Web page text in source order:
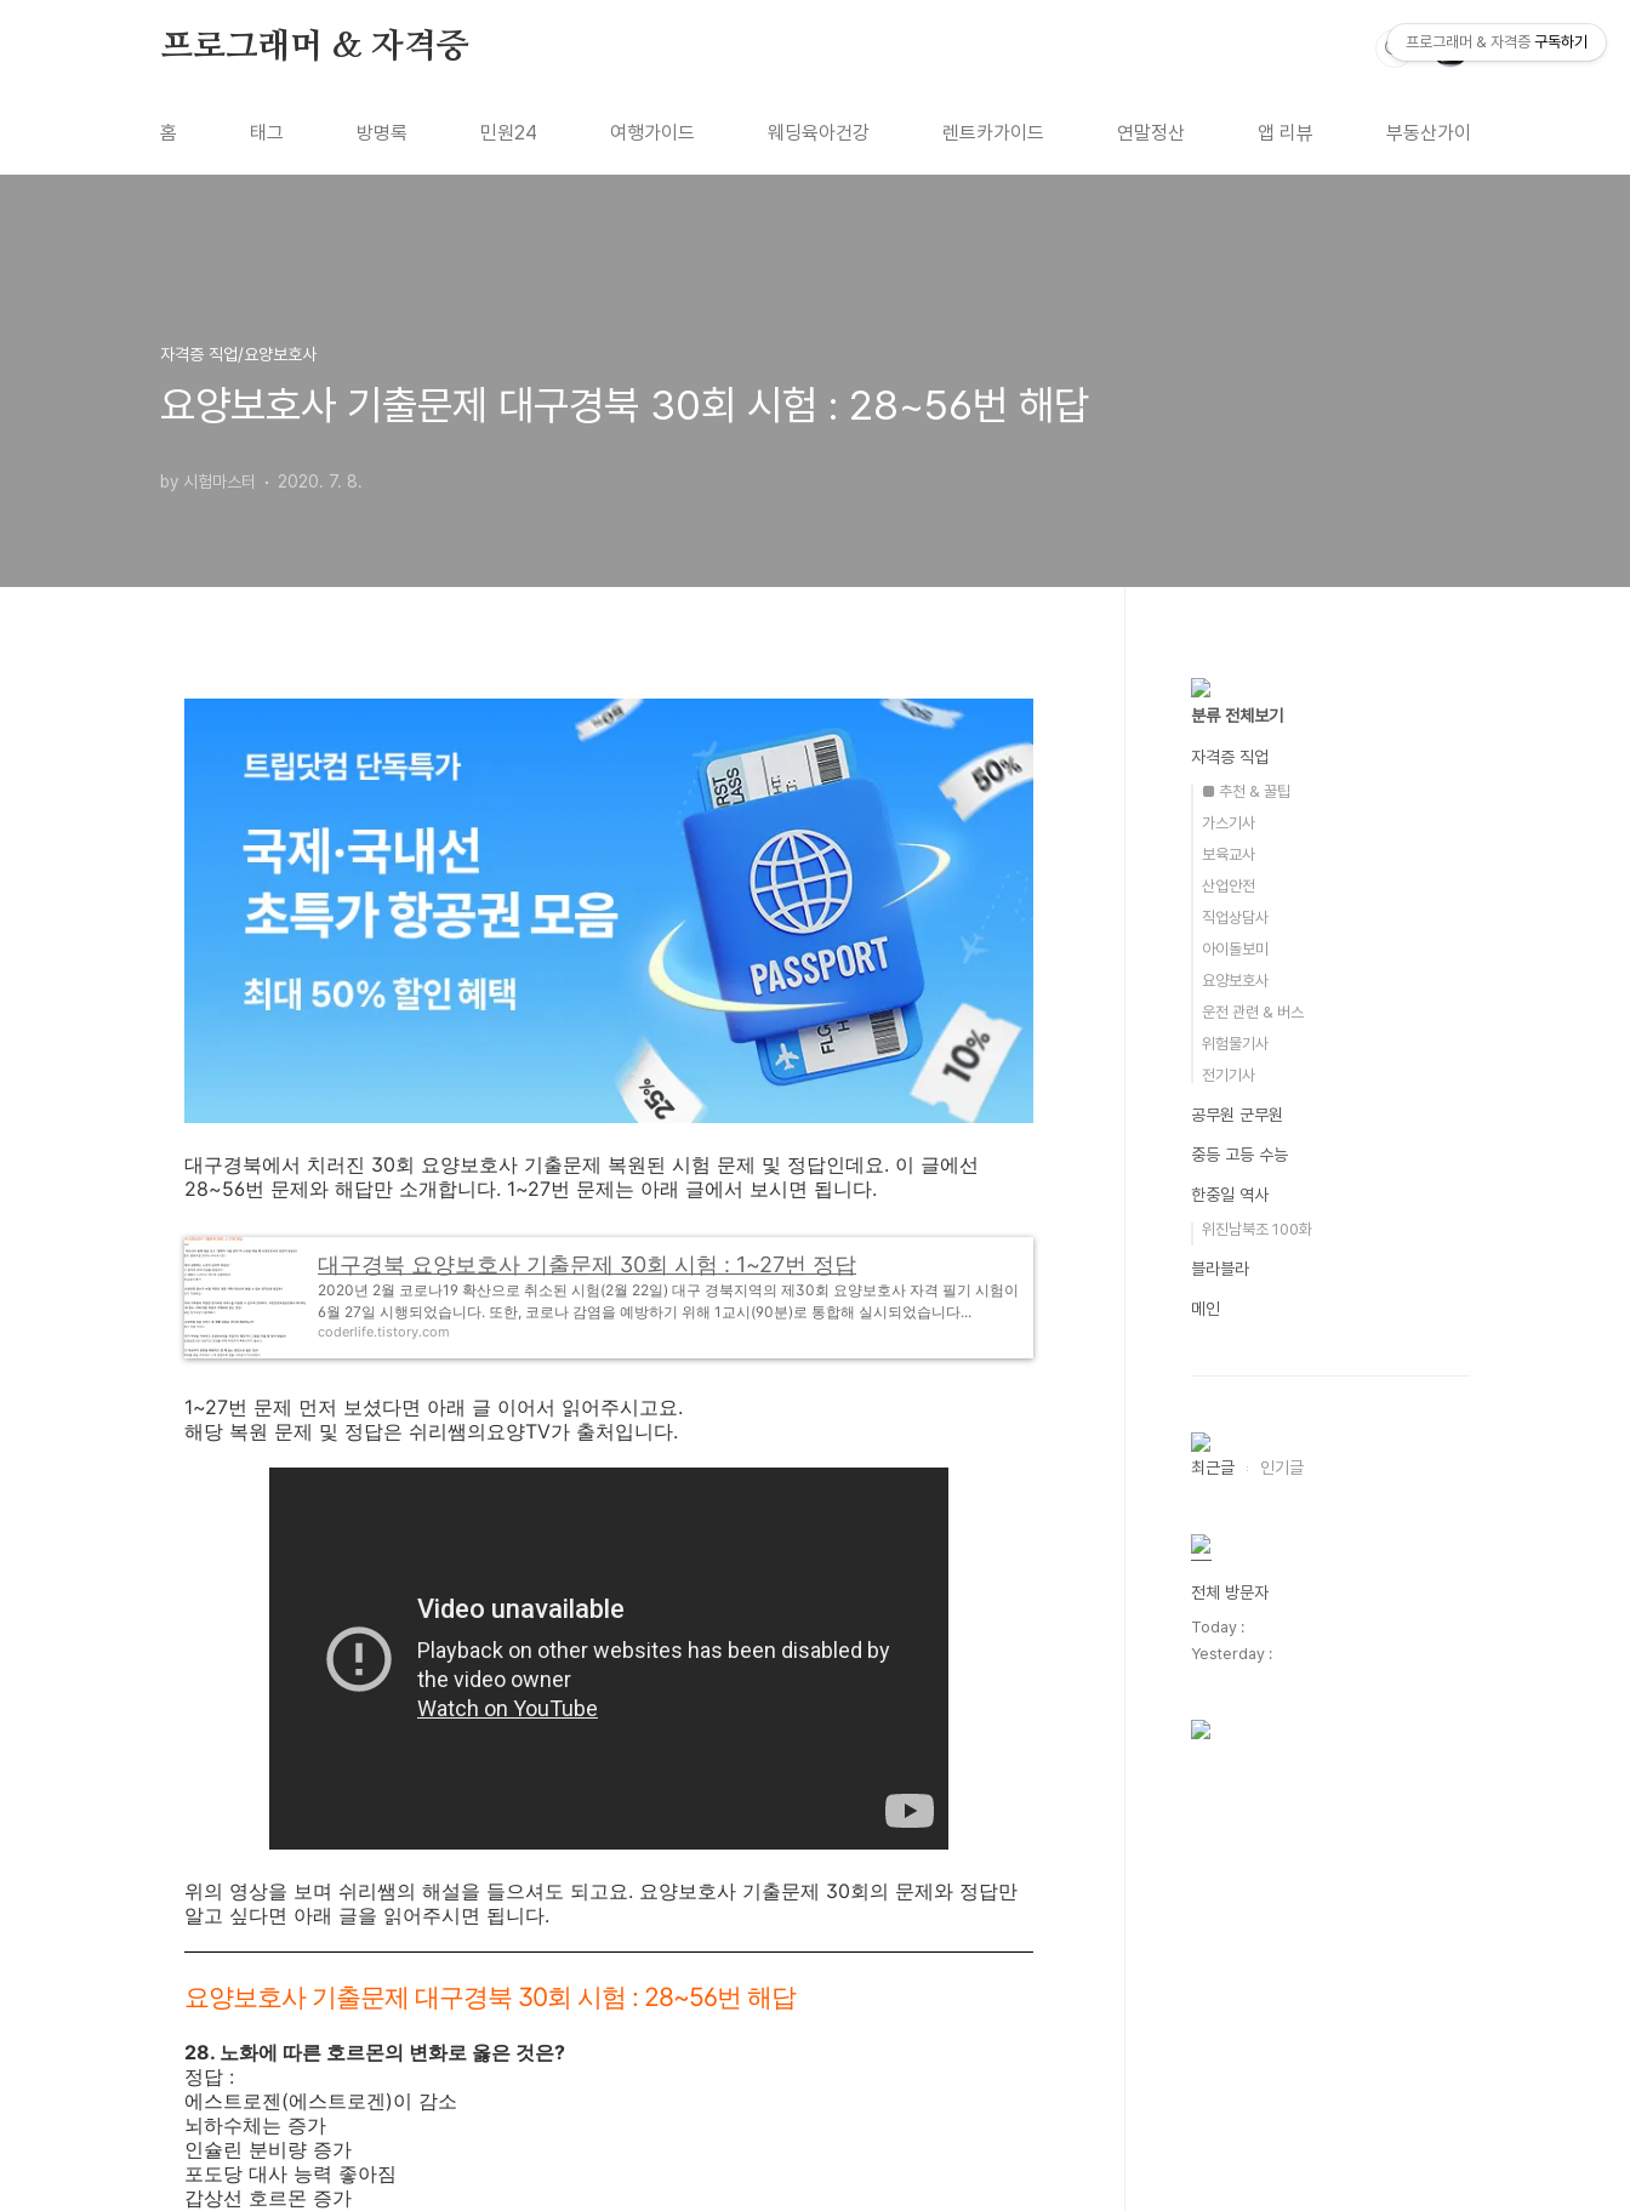
프로그래머 & 자격증
홈 태그 방명록 민원24 여행가이드 웨딩육아건강 렌트카가이드 연말정산 앱 리뷰 부동산가이드
자격증 직업/요양보호사
요양보호사 기출문제 대구경북 30회 시험 : 28~56번 해답
by 시험마스터 2020. 7. 8.
대구경북에서 치러진 30회 요양보호사 기출문제 복원된 시험 문제 및 정답인데요. 이 글에선
28~56번 문제와 해답만 소개합니다. 1~27번 문제는 아래 글에서 보시면 됩니다.
대구경북 요양보호사 기출문제 30회 시험 : 1~27번 정답
2020년 2월 코로나19 확산으로 취소된 시험(2월 22일) 대구 경북지역의 제30회 요양보호사 자격 필기 시험이
6월 27일 시행되었습니다. 또한, 코로나 감염을 예방하기 위해 1교시(90분)로 통합해 실시되었습니다...
coderlife.tistory.com
1~27번 문제 먼저 보셨다면 아래 글 이어서 읽어주시고요.
해당 복원 문제 및 정답은 쉬리쌤의요양TV가 출처입니다.
위의 영상을 보며 쉬리쌤의 해설을 들으셔도 되고요. 요양보호사 기출문제 30회의 문제와 정답만
알고 싶다면 아래 글을 읽어주시면 됩니다.
요양보호사 기출문제 대구경북 30회 시험 : 28~56번 해답
28. 노화에 따른 호르몬의 변화로 옳은 것은?
정답 :
에스트로젠(에스트로겐)이 감소
뇌하수체는 증가
인슐린 분비량 증가
포도당 대사 능력 좋아짐
갑상선 호르몬 증가
분류 전체보기
자격증 직업
■ 추천 & 꿀팁
가스기사
보육교사
산업안전
직업상담사
아이돌보미
요양보호사
운전 관련 & 버스
위험물기사
전기기사
공무원 군무원
중등 고등 수능
한중일 역사
위진남북조 100화
블라블라
메인
최근글 인기글
전체 방문자
Today :
Yesterday :
프로그래머 & 자격증 구독하기